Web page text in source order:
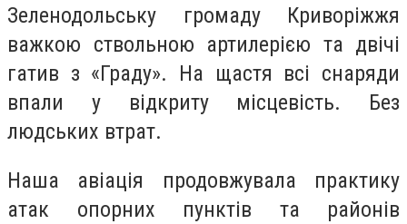
Зеленодольську громаду Криворіжжя
важкою ствольною артилерією та двічі
гатив з «Граду». На щастя всі снаряди
впали у відкриту місцевість. Без
людських втрат.
Наша авіація продовжувала практику
атак опорних пунктів та районів